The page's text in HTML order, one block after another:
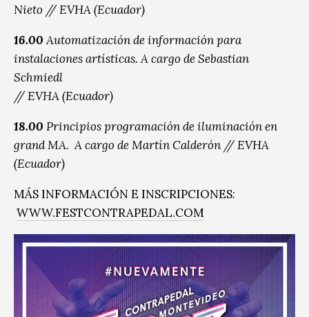
Nieto // EVHA (Ecuador)
16.00Automatización de información para
instalaciones artísticas.A cargo de Sebastian
Schmiedl
// EVHA (Ecuador)
18.00 Principios programación de iluminación en
grand MA.A cargo de Martín Calderón // EVHA
(Ecuador)
MÁS INFORMACIÓN E INSCRIPCIONES:
WWW.FESTCONTRAPEDAL.COM